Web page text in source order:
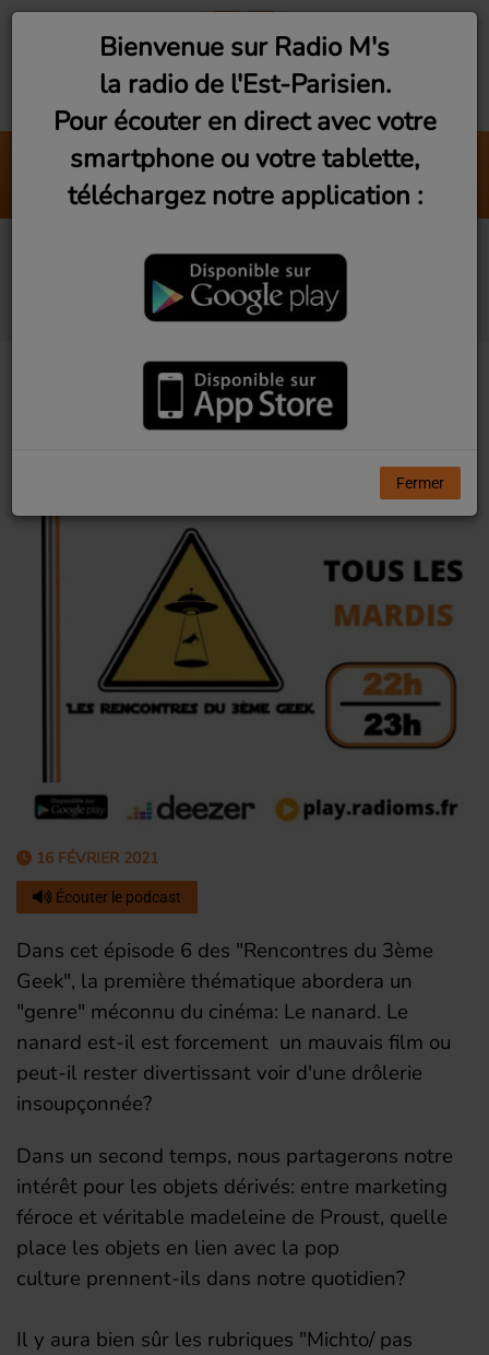
Interviews Pop-Rock (Vendredi
Radio M's (Laurent)
Les Rencontres du
3ème Geek #6
16 FÉVRIER 2021
Écouter le podcast
Dans cet épisode 6 des "Rencontres du 3ème
Geek", la première thématique abordera un
"genre" méconnu du cinéma: Le nanard. Le
nanard est-il est forcement un mauvais film ou
peut-il rester divertissant voir d'une drôlerie
insoupçonnée?
Dans un second temps, nous partagerons notre
intérêt pour les objets dérivés: entre marketing
féroce et véritable madeleine de Proust, quelle
place les objets en lien avec la pop
culture prennent-ils dans notre quotidien?
Il y aura bien sûr les rubriques "Michto/ pas
Bienvenue sur Radio M's
la radio de l'Est-Parisien.
Pour écouter en direct avec votre
smartphone ou votre tablette,
téléchargez notre application :
Fermer